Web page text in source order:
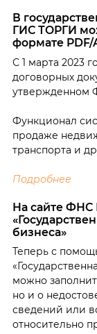
В
ГИС ТОРГИ
формате PDF/
С 1 марта 2023
договорных
утвержденном
Функционал
продаже
транспорта и
Подробнее
На сайте ФНС
бизнеса»
Теперь с
можно
но и о
сведений или
относительно